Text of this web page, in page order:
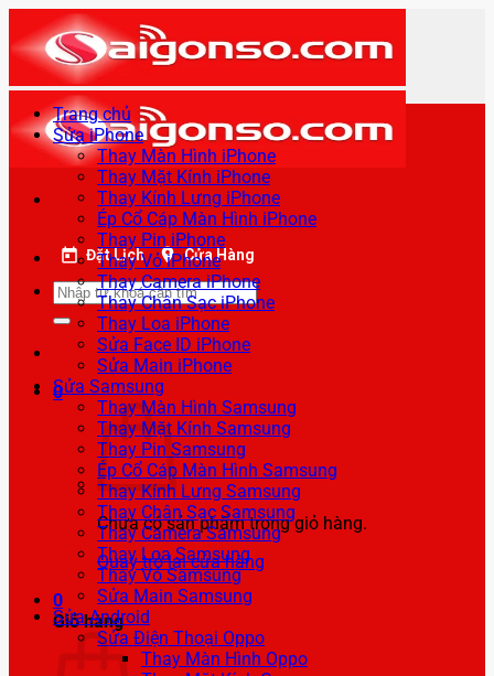
qua
nội
dung
Đặt Lịch Cửa Hàng
Tìm
kiếm:
0
Chưa có sản phẩm trong giỏ hàng.
Quay trở lại cửa hàng
0
Giỏ hàng
Trang chủ
Sửa iPhone
Thay Màn Hình iPhone
Thay Mặt Kính iPhone
Thay Kính Lưng iPhone
Ép Cổ Cáp Màn Hình iPhone
Thay Pin iPhone
Thay Vỏ iPhone
Thay Camera iPhone
Thay Chân Sạc iPhone
Thay Loa iPhone
Sửa Face ID iPhone
Sửa Main iPhone
Sửa Samsung
Thay Màn Hình Samsung
Thay Mặt Kính Samsung
Thay Pin Samsung
Ép Cổ Cáp Màn Hình Samsung
Thay Kính Lưng Samsung
Thay Chân Sạc Samsung
Thay Camera Samsung
Thay Loa Samsung
Thay Vỏ Samsung
Sửa Main Samsung
Sửa Android
Sửa Điện Thoại Oppo
Thay Màn Hình Oppo